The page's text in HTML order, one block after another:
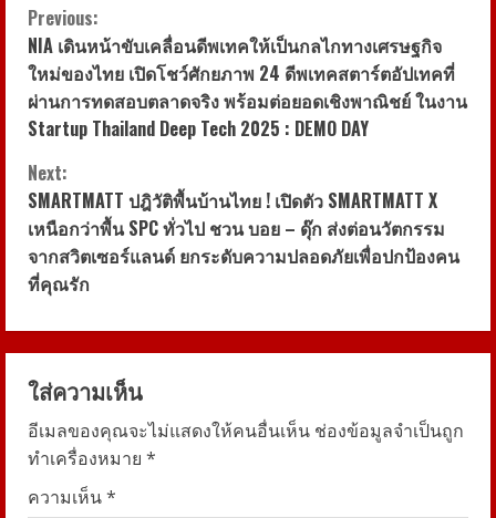
C
o
n
t
i
n
u
e
R
e
a
Previous:
NIA เดินหน้าขับเคลื่อนดีพเทคให้เป็นกลไกทางเศรษฐกิจ
ใหม่ของไทย เปิดโชว์ศักยภาพ 24 ดีพเทคสตาร์ตอัปเทคที่
ผ่านการทดสอบตลาดจริง พร้อมต่อยอดเชิงพาณิชย์ ในงาน
Startup Thailand Deep Tech 2025 : DEMO DAY
Next:
SMARTMATT ปฎิวัติพื้นบ้านไทย ! เปิดตัว SMARTMATT X
เหนือกว่าพื้น SPC ทั่วไป ชวน บอย – ดุ๊ก ส่งต่อนวัตกรรม
จากสวิตเซอร์แลนด์ ยกระดับความปลอดภัยเพื่อปกป้องคน
ที่คุณรัก
ใส่ความเห็น
อีเมลของคุณจะไม่แสดงให้คนอื่นเห็น ช่องข้อมูลจำเป็นถูก
ทำเครื่องหมาย *
ความเห็น*